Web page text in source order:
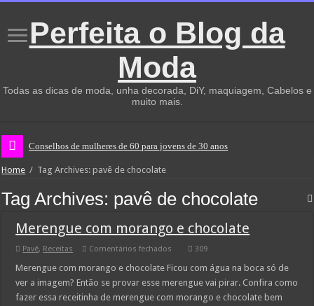
Perfeita o Blog da
Moda
Todas as dicas de moda, unha decorada, DiY, maquiagem, Cabelos e
muito mais.
Conselhos de mulheres de 60 para jovens de 30 anos
Home / Tag Archives: pavê de chocolate
Tag Archives: pavê de chocolate
Merengue com morango e chocolate
Pavê, Receitas Comentários fechados
com
e
chocolate
309
Merengue com morango e chocolate Ficou com água na boca só de
ver a imagem? Então se provar esse merengue vai pirar. Confira como
fazer essa receitinha de merengue com morango e chocolate bem